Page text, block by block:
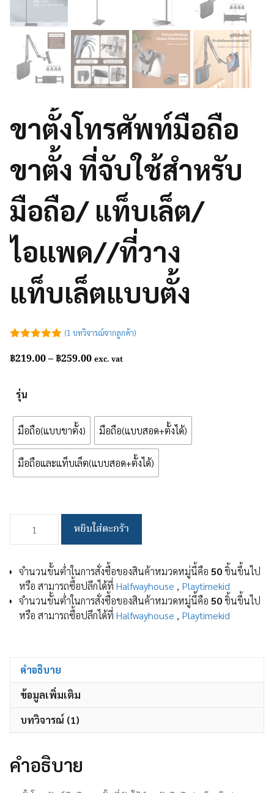
ขาตั้งโทรศัพท์มือถือ
ขาตั้ง ที่จับใช้สำหรับ
มือถือ/ แท็บเล็ต/
ไอเเพด//ที่วาง
แท็บเล็ตแบบตั้ง
5
(1 บทวิจารณ์จากลูกค้า)
฿219.00–฿259.00Price
฿259.00
exc. vat
รุ่น
มือถือ(แบบขาตั้ง) มือถือ(แบบสอด+ตั้งได้)
มือถือและแท็บเล็ต(แบบสอด+ตั้งได้)
โทรศัพท์
สำหรับ
แท็บเล็ต/
วาง
หยิบใส่ตะกร้า
จำนวนขั้นต่ำในการสั่งซื้อของสินค้าหมวดหมู่นี้คือ 50 ชิ้นขึ้นไป
หรือ สามารถซื้อปลีกได้ที่ Halfwayhouse , Playtimekid
จำนวนขั้นต่ำในการสั่งซื้อของสินค้าหมวดหมู่นี้คือ 50 ชิ้นขึ้นไป
หรือ สามารถซื้อปลีกได้ที่ Halfwayhouse , Playtimekid
คำอธิบาย
ข้อมูลเพิ่มเติม
บทวิจารณ์ (1)
คำอธิบาย